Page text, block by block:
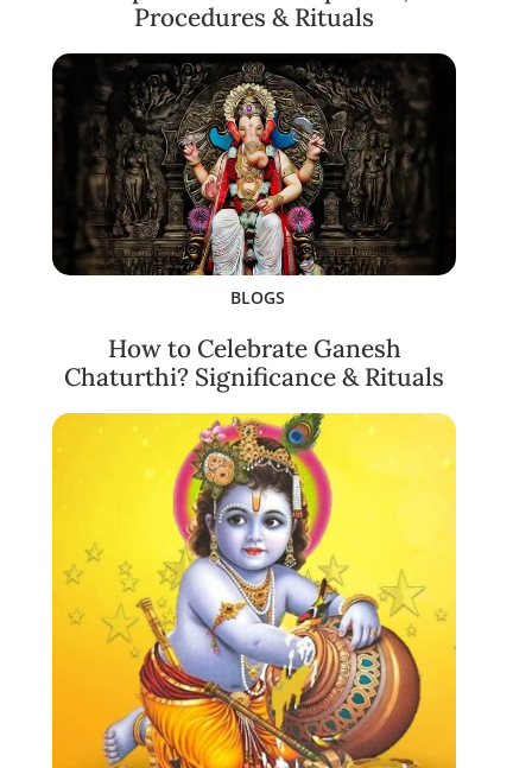
Procedures & Rituals
BLOGS
How to Celebrate Ganesh
Chaturthi? Significance & Rituals